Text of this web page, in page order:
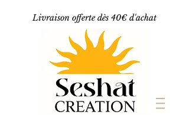
Livraison offerte dès 40€ d'achat